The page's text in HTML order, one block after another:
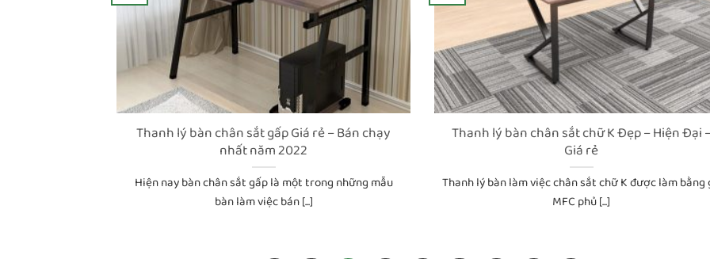
Thanh lý bàn chân sắt gấp Giá rẻ – Bán chạy
nhất năm 2022
Hiện nay bàn chân sắt gấp là một trong những mẫu
bàn làm việc bán [...]
Thanh lý bàn chân sắt chữ K Đẹp – Hiện Đại
Giá rẻ
Thanh lý bàn làm việc chân sắt chữ K được làm bằng
MFC phủ [...]